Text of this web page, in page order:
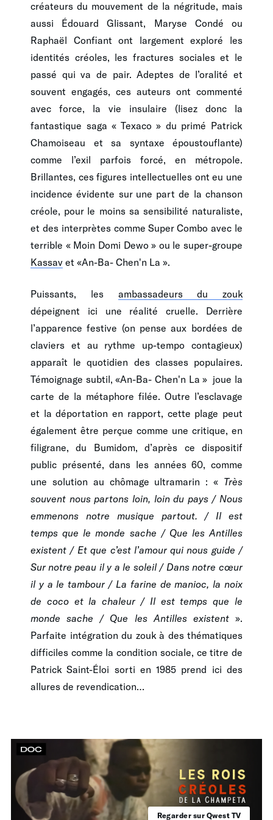
créateurs du mouvement de la négritude, mais
aussi Édouard Glissant, Maryse Condé ou
Raphaël Confiant ont largement exploré les
identités créoles, les fractures sociales et le
passé qui va de pair. Adeptes de l’oralité et
souvent engagés, ces auteurs ont commenté
avec force, la vie insulaire (lisez donc la
fantastique saga « Texaco » du primé Patrick
Chamoiseau et sa syntaxe époustouflante)
comme l’exil parfois forcé, en métropole.
Brillantes, ces figures intellectuelles ont eu une
incidence évidente sur une part de la chanson
créole, pour le moins sa sensibilité naturaliste,
et des interprètes comme Super Combo avec le
terrible « Moin Domi Dewo » ou le super-groupe
Kassav et «An-Ba- Chen'n La ».
Puissants, les ambassadeurs du zouk
dépeignent ici une réalité cruelle. Derrière
l’apparence festive (on pense aux bordées de
claviers et au rythme up-tempo contagieux)
apparaît le quotidien des classes populaires.
Témoignage subtil, «An-Ba- Chen'n La » joue la
carte de la métaphore filée. Outre l’esclavage
et la déportation en rapport, cette plage peut
également être perçue comme une critique, en
filigrane, du Bumidom, d’après ce dispositif
public présenté, dans les années 60, comme
une solution au chômage ultramarin : « Très
souvent nous partons loin, loin du pays / Nous
emmenons notre musique partout. / Il est
temps que le monde sache / Que les Antilles
existent / Et que c’est l’amour qui nous guide /
Sur notre peau il y a le soleil / Dans notre cœur
il y a le tambour / La farine de manioc, la noix
de coco et la chaleur / Il est temps que le
monde sache / Que les Antilles existent».
Parfaite intégration du zouk à des thématiques
difficiles comme la condition sociale, ce titre de
Patrick Saint-Éloi sorti en 1985 prend ici des
allures de revendication…
Regarder sur Qwest TV